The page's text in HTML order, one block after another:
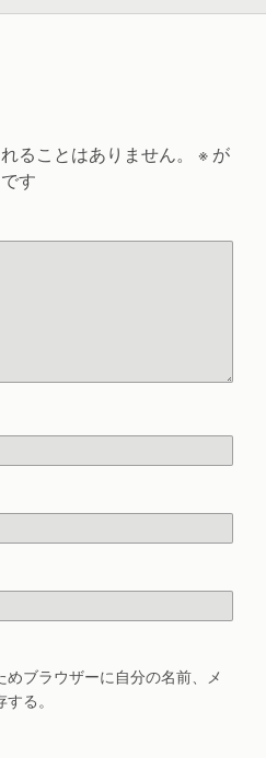
ることはありません。 ※ が
す
ブラウザーに自分の名前、メ
る。